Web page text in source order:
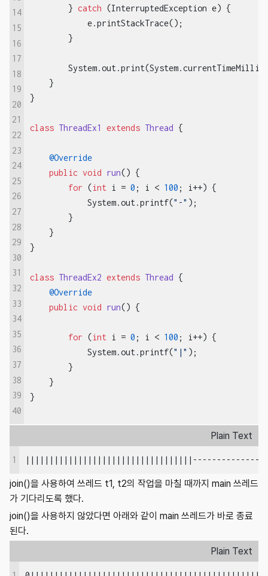
14
15
16
17
18
19
20
21
22
23
24
25
26
27
28
29
30
31
32
33
34
35
36
37
38
39
40
        }
catch (InterruptedException e) {
            e.printStackTrace();
        }
    }
}
class ThreadEx1 extends Thread {
@Override
public void run() {
for (int i = 0 ; i < 100 ; i++) {
            System.out.printf(
"-" );
        }
    }
}
class ThreadEx2 extends Thread {
@Override
public void run() {
for (int i = 0 ; i < 100 ; i++) {
            System.out.printf(
"|" );
        }
    }
}
Plain Text
1
join()을 사용하여 쓰레드 t1, t2의 작업을 마칠 때까지 main 쓰레드
가 기다리도록 했다.
join()을 사용하지 않았다면 아래와 같이 main 쓰레드가 바로 종료
된다.
Plain Text